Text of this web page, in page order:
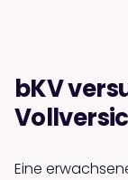
bKV
Eine